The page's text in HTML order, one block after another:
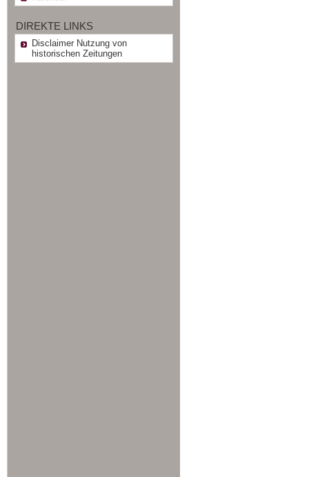
DIREKTE LINKS
Disclaimer Nutzung von
historischen Zeitungen